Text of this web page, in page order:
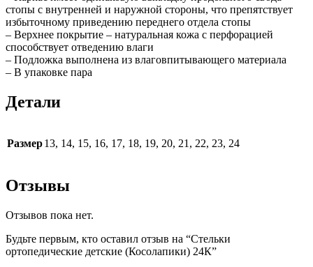
стопы с внутренней и наружной стороны, что препятствует
избыточному приведению переднего отдела стопы
– Верхнее покрытие – натуральная кожа с перфорацией
способствует отведению влаги
– Подложка выполнена из влаговпитывающего материала
– В упаковке пара
Детали
Размер13, 14, 15, 16, 17, 18, 19, 20, 21, 22, 23, 24
Отзывы
Отзывов пока нет.
Будьте первым, кто оставил отзыв на “Стельки
ортопедические детские (Косолапики) 24К”